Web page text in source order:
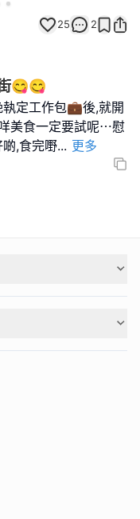
25 2
😋😋
定工作包💼後,就開
美食一定要試呢⋯慰
,食完嘢... 更多